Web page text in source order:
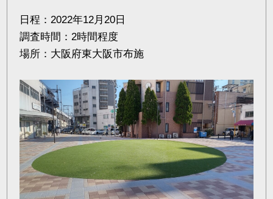
日程：2022年12月20日
調査時間：2時間程度
場所：大阪府東大阪市布施